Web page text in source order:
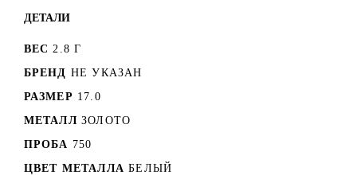
ДЕТАЛИ
ВЕС 2.8 Г
БРЕНД НЕ УКАЗАН
РАЗМЕР 17.0
МЕТАЛЛ ЗОЛОТО
ПРОБА 750
ЦВЕТ МЕТАЛЛА БЕЛЫЙ